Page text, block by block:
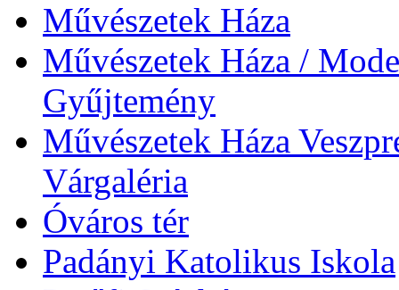
Művészetek Háza
Művészetek Háza /
Gyűjtemény
Művészetek Háza
Várgaléria
Óváros tér
Padányi Katolikus Iskola